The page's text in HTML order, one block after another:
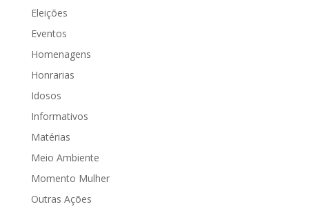
Eleições
Eventos
Homenagens
Honrarias
Idosos
Informativos
Matérias
Meio Ambiente
Momento Mulher
Outras Ações